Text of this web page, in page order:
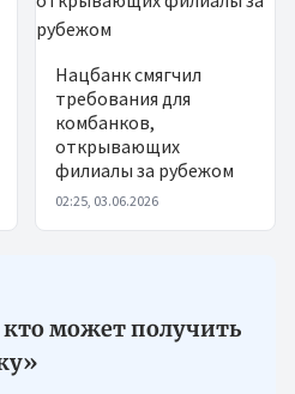
Нацбанк смягчил
требования для
комбанков,
открывающих
филиалы за рубежом
02:25, 03.06.2026
кто может получить